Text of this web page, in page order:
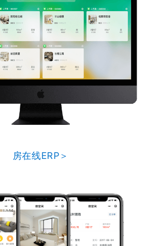
房在线ERP＞